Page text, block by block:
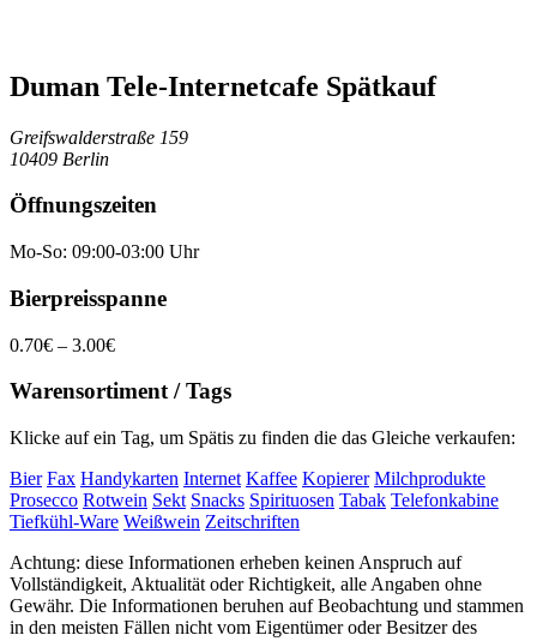
Duman Tele-Internetcafe Spätkauf
Greifswalderstraße 159
10409 Berlin
Öffnungszeiten
Mo-So: 09:00-03:00 Uhr
Bierpreisspanne
0.70€ – 3.00€
Warensortiment / Tags
Klicke auf ein Tag, um Spätis zu finden die das Gleiche verkaufen:
Bier Fax Handykarten Internet Kaffee Kopierer Milchprodukte
Prosecco Rotwein Sekt Snacks Spirituosen Tabak Telefonkabine
Tiefkühl-Ware Weißwein Zeitschriften
Achtung: diese Informationen erheben keinen Anspruch auf
Vollständigkeit, Aktualität oder Richtigkeit, alle Angaben ohne
Gewähr. Die Informationen beruhen auf Beobachtung und stammen
in den meisten Fällen nicht vom Eigentümer oder Besitzer des